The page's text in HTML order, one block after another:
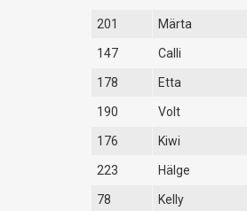
201 Märta
147 Calli
178 Etta
190 Volt
176 Kiwi
223 Hälge
78 Kelly